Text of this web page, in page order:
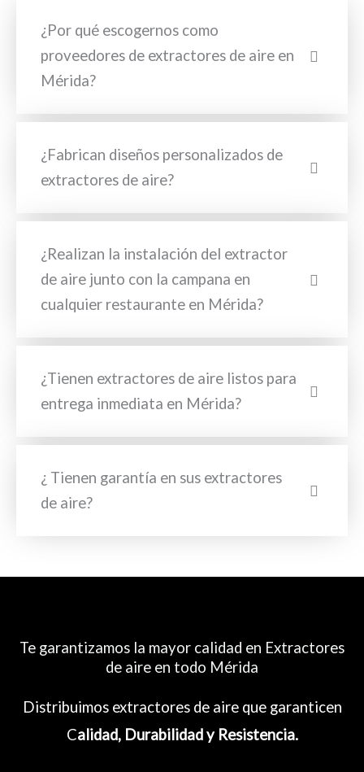
¿Por qué escogernos como
proveedores de extractores de aire en
Mérida?
¿Fabrican diseños personalizados de
extractores de aire?
¿Realizan la instalación del extractor
de aire junto con la campana en
cualquier restaurante en Mérida?
¿Tienen extractores de aire listos para
entrega inmediata en Mérida?
¿ Tienen garantía en sus extractores
de aire?
Te garantizamos la mayor calidad en Extractores
de aire en todo Mérida
Distribuimos extractores de aire que garanticen
Calidad, Durabilidad y Resistencia.